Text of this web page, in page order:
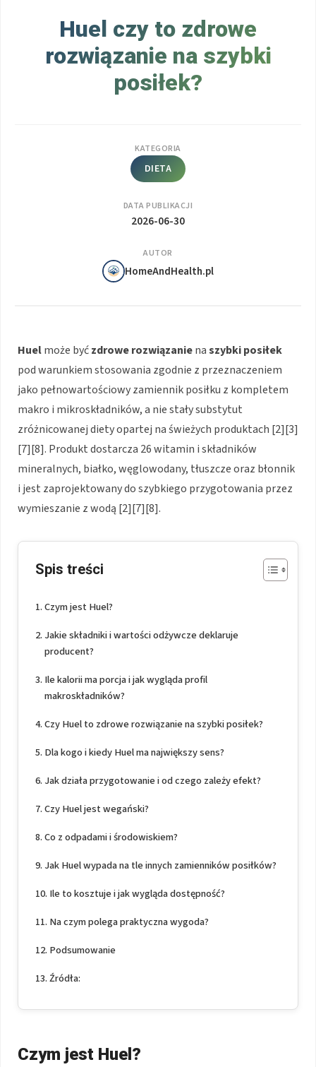
Huel czy to zdrowe
rozwiązanie na szybki
posiłek?
KATEGORIA
DIETA
DATA PUBLIKACJI
2026-06-30
AUTOR
HomeAndHealth.pl
Huelmoże byćzdrowe rozwiązanienaszybki posiłek
pod warunkiem stosowania zgodnie z przeznaczeniem
jako pełnowartościowy zamiennik posiłku z kompletem
makro i mikroskładników, a nie stały substytut
zróżnicowanej diety opartej na świeżych produktach [2][3]
[7][8]. Produkt dostarcza 26 witamin i składników
mineralnych, białko, węglowodany, tłuszcze oraz błonnik
i jest zaprojektowany do szybkiego przygotowania przez
wymieszanie z wodą [2][7][8].
Spis treści
Czym jest Huel?
Jakie składniki i wartości odżywcze deklaruje
producent?
Ile kalorii ma porcja i jak wygląda profil
makroskładników?
Czy Huel to zdrowe rozwiązanie na szybki posiłek?
Dla kogo i kiedy Huel ma największy sens?
Jak działa przygotowanie i od czego zależy efekt?
Czy Huel jest wegański?
Co z odpadami i środowiskiem?
Jak Huel wypada na tle innych zamienników posiłków?
Ile to kosztuje i jak wygląda dostępność?
Na czym polega praktyczna wygoda?
Podsumowanie
Źródła:
Czym jest Huel?